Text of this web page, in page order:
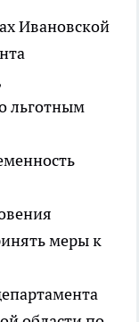
Ивановской
льготным
меры к